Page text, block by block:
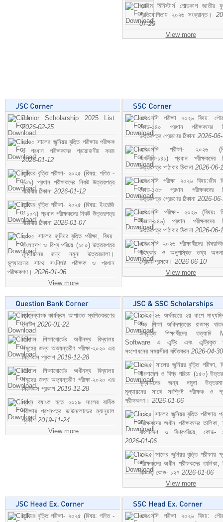
প্রাইম মিনিস্টার্স গোল্ডকাপ জাতীয়
প্রতিযোগিতায় ২০২৬ সংক্রান্ত।
07-29
View more
Junior Scholarship 2025 List
2026-02-25
২০২৫ সালের জুনিয়র বৃত্তি পরীক্ষার পরীক্ষক
ও প্রধান পরীক্ষকদের প্রয়োজনীয় ফরম
2026-01-12
জুনিয়র বৃত্তি পরীক্ষা- ২০২৫ (বিষয়: গণিত -
১০৯) প্রধান পরীক্ষকদের নিকট উত্তরপত্র
পাঠাবার ঠিকানা 2026-01-12
জুনিয়র বৃত্তি পরীক্ষা- ২০২৫ (বিষয়: ইংরেজি
- ১০৭) প্রধান পরীক্ষকদের নিকট উত্তরপত্র
পাঠাবার ঠিকানা 2026-01-07
২০২৫ সালের জুনিয়র বৃত্তি পরীক্ষা, বিষয়:
বাংলাদেশ ও বিশ্ব পরিচয় (১৫০) উত্তরপত্র
মূল্যায়নের জন্য নমুনা উত্তরমালা।
মূল্যায়নের সাথে সংশ্লিষ্ট পরীক্ষক ও প্রধান
পরীক্ষকগণ। 2026-01-06
View more
এসএসসি পরীক্ষা ২০২৬ বিষয়:
কোড-১৪০ প্রধান পরীক্ষকদের
উত্তরপত্র প্রেরণের ঠিকানা 2026-
এসএসসি পরীক্ষা- ২০২৬
অর্থনীতি-১৪১) প্রধান পরীক্ষকদের
উত্তরপত্র পাঠাবার ঠিকানা 2026-06-
এসএসসি পরীক্ষা ২০২৬ বিষয়:জীব
কোড-১৩৮ প্রধান পরীক্ষকদের
উত্তরপত্র প্রেরণের ঠিকানা 2026-
এসএসসি পরীক্ষা- ২০২৬ (বিষয়ঃ
বিজ্ঞান-১৪৬) প্রধান পরীক্ষকদের
উত্তরপত্র পাঠাবার ঠিকানা 2026-06-
এসএসসি ২০২৬ পরীক্ষার্থীদের
বহিষ্কার ও অনুপস্থিত তথ্য
প্রেরণ প্রসঙ্গে। 2026-06-10
View more
প্রশ্নব্যাংক কার্যক্রম আপাতত স্থগিতকরণের
নোটিশ 2020-01-22
বরিশাল শিক্ষাবোর্ডের অধীনস্থ বিদ্যালয়
সমূহের জন্য অভ্যন্তরীণ পরীক্ষা-২০২০ এর
সিলেবাস প্রকাশ 2019-12-28
বরিশাল শিক্ষাবোর্ডের অধীনস্থ বিদ্যালয়
সমূহের জন্য অভ্যন্তরীণ পরীক্ষা-২০২০ এর
সিলেবাস প্রকাশ 2019-12-28
প্রশ্ন ব্যাংক হতে ২০১৯ সালের বার্ষিক
পরীক্ষার প্রশ্নপত্র ডাউনলোডের ম্যানুয়াল
প্রকাশ 2019-11-24
View more
২০২৫-২৬ অর্থবছরে ২য় ধাপে
উচ্চ শিক্ষা অধিদপ্তরের রাজস্ব
উপবৃত্তি শিক্ষার্থীদের তত্যাদি
Software এ এন্ট্রি এবং এন্ট্রিকৃত
সংশোধনের সময়সীমা বর্ধিতকরন 2026-04-30
২০২৫ সালের জুনিয়র বৃত্তি পরীক্ষা,
বাংলাদেশ ও বিশ্ব পরিচয় (১৫০)
মূল্যায়নের জন্য নমুনা
মূল্যায়নের সাথে সংশ্লিষ্ট পরীক্ষক ও
পরীক্ষকগণ। 2026-01-06
২০২৫ সালের জুনিয়র বৃত্তি পরীক্ষায়
পরীক্ষকদের অধীন পরীক্ষকদের তালিকা,
বাংলাদেশ ও বিশ্বপরিচয়; কোড-
2026-01-06
২০২৫ সালের জুনিয়র বৃত্তি পরীক্ষায়
পরীক্ষকদের অধীন পরীক্ষকদের তালিকা,
বিজ্ঞান; কোড- ১২৭ 2026-01-06
View more
জুনিয়র বৃত্তি পরীক্ষা- ২০২৫ (বিষয়: গণিত -
এসএসসি পরীক্ষা ২০২৬ বিষয়: